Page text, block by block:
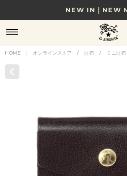
NEW IN｜NEW
8/17(月)10時まで｜税込
贈る相手やシーンから選べる
HOME | オンラインストア / 財布 / ミニ財布